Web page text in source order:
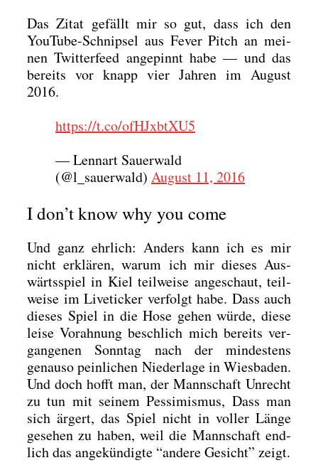
Das Zitat gefällt mir so gut, dass ich den
You­Tube-Schnip­sel aus Fever Pitch an mei­
nen Twit­ter­feed ange­pinnt habe — und das
bereits vor knapp vier Jah­ren im August
2016.
https://t.co/ofHJxbtXU5
— Lenn­art Sau­er­wald
(@l_sauerwald) August 11, 2016
I don’t know why you come
Und ganz ehr­lich: Anders kann ich es mir
nicht erklä­ren, war­um ich mir die­ses Aus­
wärts­spiel in Kiel teil­wei­se ange­schaut, teil­
wei­se im Live­ti­cker ver­folgt habe. Dass auch
die­ses Spiel in die Hose gehen wür­de, die­se
lei­se Vor­ah­nung beschlich mich bereits ver­
gan­ge­nen Sonn­tag nach der min­des­tens
genau­so pein­li­chen Nie­der­la­ge in Wies­ba­den.
Und doch hofft man, der Mann­schaft Unrecht
zu tun mit sei­nem Pes­si­mis­mus, Dass man
sich ärgert, das Spiel nicht in vol­ler Län­ge
gese­hen zu haben, weil die Mann­schaft end­
lich das ange­kün­dig­te “ande­re Gesicht” zeigt.